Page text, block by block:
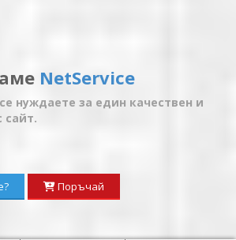
NetService
нуждаете за един качествен и
сайт.
Поръчай